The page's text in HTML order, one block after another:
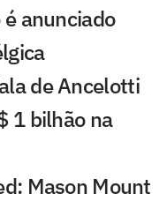
anunciado
de Ancelotti
1 bilhão na
Mason Mount